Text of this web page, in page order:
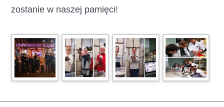
zostanie w naszej pamięci!